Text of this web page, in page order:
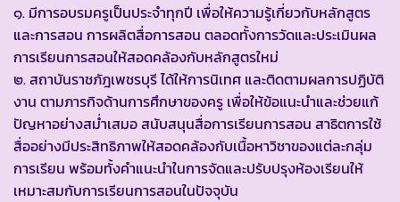
๑. มีการอบรมครูเป็นประจำทุกปี เพื่อให้ความรู้เกี่ยวกับหลักสูตร
และการสอน การผลิตสื่อการสอน ตลอดทั้งการวัดและประเมินผล
การเรียนการสอนให้สอดคล้องกับหลักสูตรใหม่
๒. สถาบันราชภัฎเพชรบุรี ได้ให้การนิเทศ และติดตามผลการปฏิบัติ
งาน ตามภารกิจด้านการศึกษาของครู เพื่อให้ข้อแนะนำและช่วยแก้
ปัญหาอย่างสม่ำเสมอ สนับสนุนสื่อการเรียนการสอน สาธิตการใช้
สื่ออย่างมีประสิทธิภาพให้สอดคล้องกับเนื้อหาวิชาของแต่ละกลุ่ม
การเรียน พร้อมทั้งคำแนะนำในการจัดและปรับปรุงห้องเรียนให้
เหมาะสมกับการเรียนการสอนในปัจจุบัน